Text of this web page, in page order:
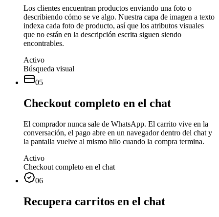
Los clientes encuentran productos enviando una foto o
describiendo cómo se ve algo. Nuestra capa de imagen a texto
indexa cada foto de producto, así que los atributos visuales
que no están en la descripción escrita siguen siendo
encontrables.
Activo
Búsqueda visual
05
Checkout completo en el chat
El comprador nunca sale de WhatsApp. El carrito vive en la
conversación, el pago abre en un navegador dentro del chat y
la pantalla vuelve al mismo hilo cuando la compra termina.
Activo
Checkout completo en el chat
06
Recupera carritos en el chat